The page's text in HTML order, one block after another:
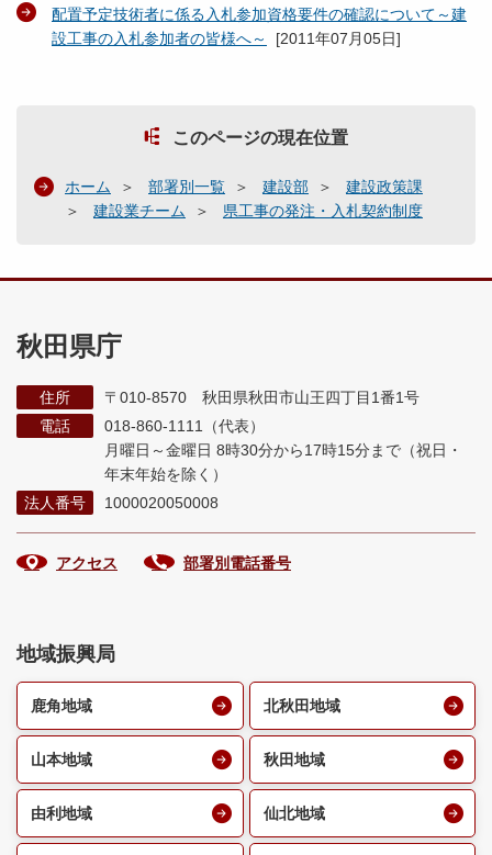
配置予定技術者に係る入札参加資格要件の確認について～建
設工事の入札参加者の皆様へ～
[2011年07月05日]
このページの現在位置
ホーム 部署別一覧 建設部
建設政策課
建設業チーム
県工事の発注・入札契約制度
秋田県庁
住所
〒010-8570 秋田県秋田市山王四丁目1番1号
電話
018-860-1111（代表）
月曜日～金曜日 8時30分から17時15分まで （祝日・
年末年始を除く）
法人番号
1000020050008
アクセス 部署別電話番号
地域振興局
鹿角地域 北秋田地域
山本地域 秋田地域
由利地域 仙北地域